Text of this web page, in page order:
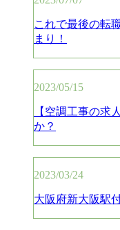
これで最後の転
まり！
2023/05/15
【空調工事の求
か？
2023/03/24
大阪府新大阪